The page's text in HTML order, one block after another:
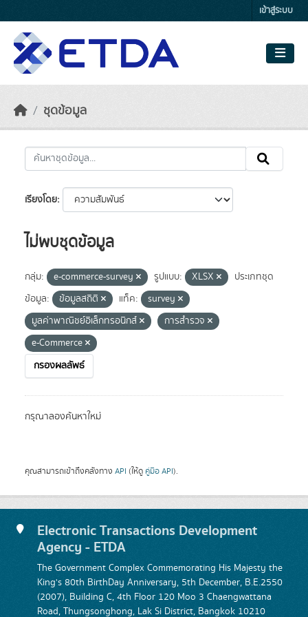
เข้าสู่ระบบ
ชุดข้อมูล
เรียงโดย
ไม่พบชุดข้อมูล
กลุ่ม: e-commerce-survey รูปแบบ: XLSX
ประเภทชุด
ข้อมูล:
ข้อมูลสถิติ แท็ค:
survey
มูลค่าพาณิชย์อิเล็กทรอนิกส์
การสำรวจ
e-Commerce
กรองผลลัพธ์
กรุณาลองค้นหาใหม่
คุณสามารถเข้าถึงคลังทาง API (ให้ดู คู่มือ API).
Electronic Transactions Development
Agency - ETDA
The Government Complex Commemorating His Majesty the
King's 80th BirthDay Anniversary, 5th December, B.E.2550
(2007), Building C, 4th Floor 120 Moo 3 Chaengwattana
Road, Thungsonghong, Lak Si District, Bangkok 10210